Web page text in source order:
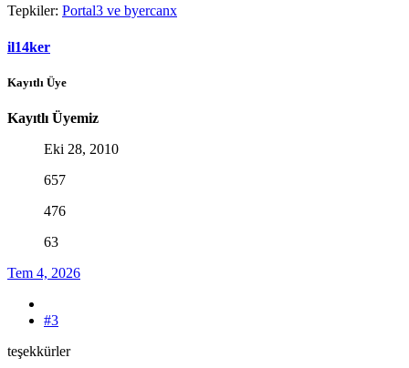
Tepkiler: Portal3 ve byercanx
il14ker
Kayıtlı Üye
Kayıtlı Üyemiz
Eki 28, 2010
657
476
63
Tem 4, 2026
#3
teşekkürler